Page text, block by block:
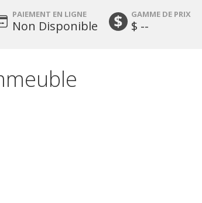
PAIEMENT EN LIGNE
Non Disponible
GAMME DE PRIX
$ --